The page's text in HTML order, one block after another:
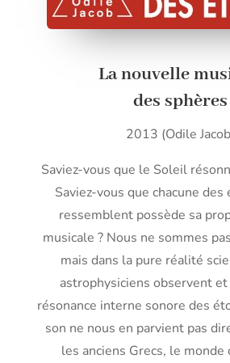
La nouvelle
des sphères
2013 (Odile
Saviez-vous que le Soleil
Saviez-vous que chacune
ressemblent possède sa
musicale ? Nous ne sommes
mais dans la pure réalité
astrophysiciens observent
résonance interne sonore des
son ne nous en parvient pas
les anciens Grecs, le